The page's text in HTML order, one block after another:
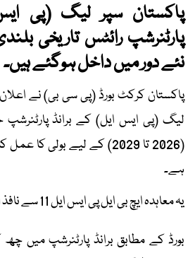
پاکستان سپر لیگ (پی
پارٹنرشپ رائٹس تاریخی
نئے دور میں داخل ہوگئے ہیں۔
پاکستان کرکٹ بورڈ (پی سی بی) نے
لیگ (پی ایس ایل) کے برانڈ
(2026 تا 2029) کے لیے بولی
ہے۔
یہ معاہدہ ایچ بی ایل پی ایس ایل 11 سے نافذ العمل ہوگا۔
بورڈ کے مطابق برانڈ پارٹنرشپ میں